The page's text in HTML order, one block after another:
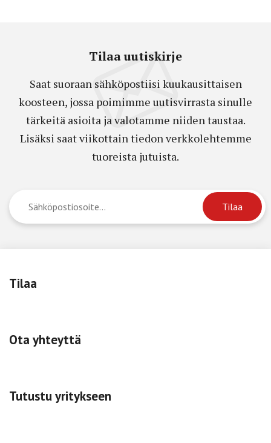
Tilaa uutiskirje
Saat suoraan sähköpostiisi kuukausittaisen
koosteen, jossa poimimme uutisvirrasta sinulle
tärkeitä asioita ja valotamme niiden taustaa.
Lisäksi saat viikottain tiedon verkkolehtemme
tuoreista jutuista.
Tilaa
Ota yhteyttä
Tutustu yritykseen